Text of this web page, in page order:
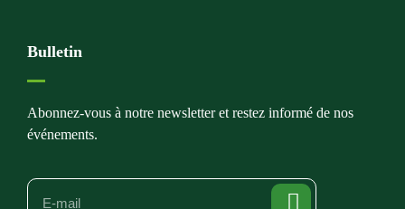
Bulletin
Abonnez-vous à notre newsletter et restez informé de nos
événements.